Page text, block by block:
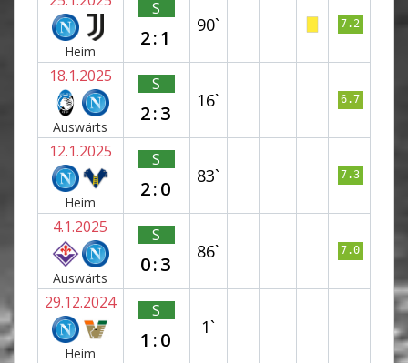
Heim
S
2:1
90` 7.2
18.1.2025
Auswärts
S
2:3
16` 6.7
12.1.2025
Heim
S
2:0
83` 7.3
4.1.2025
Auswärts
S
0:3
86` 7.0
29.12.2024
Heim
S
1:0
1`